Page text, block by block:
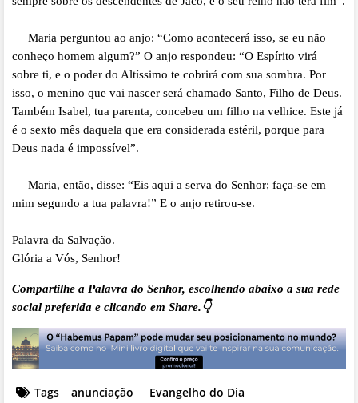
Maria perguntou ao anjo: “Como acontecerá isso, se eu não
conheço homem algum?” O anjo respondeu: “O Espírito virá
sobre ti, e o poder do Altíssimo te cobrirá com sua sombra. Por
isso, o menino que vai nascer será chamado Santo, Filho de Deus.
Também Isabel, tua parenta, concebeu um filho na velhice. Este já
é o sexto mês daquela que era considerada estéril, porque para
Deus nada é impossível”.
Maria, então, disse: “Eis aqui a serva do Senhor; faça-se em
mim segundo a tua palavra!” E o anjo retirou-se.
Palavra da Salvação.
Glória a Vós, Senhor!
Compartilhe a Palavra do Senhor, escolhendo abaixo a sua rede
social preferida e clicando em Share.👇
Tags anunciação Evangelho do Dia